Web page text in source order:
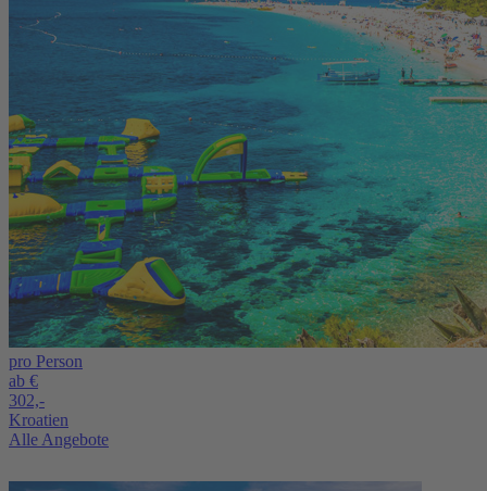
pro Person
ab €
302,-
Kroatien
Alle Angebote